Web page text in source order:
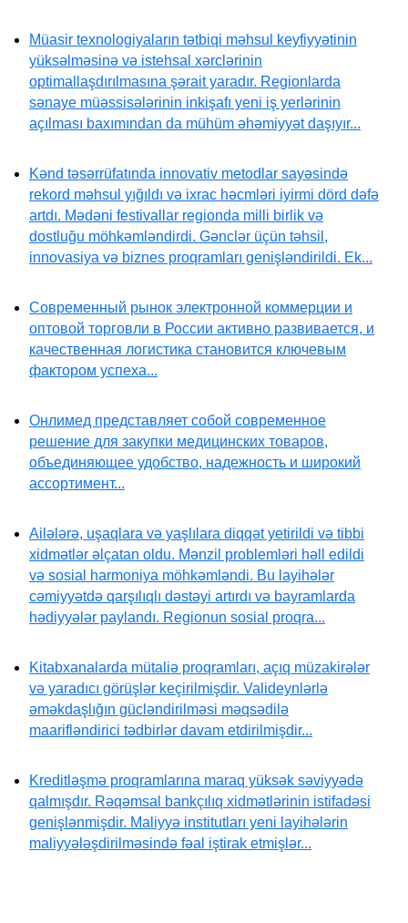
Müasir texnologiyaların tətbiqi məhsul keyfiyyətinin
yüksəlməsinə və istehsal xərclərinin
optimallaşdırılmasına şərait yaradır. Regionlarda
sənaye müəssisələrinin inkişafı yeni iş yerlərinin
açılması baxımından da mühüm əhəmiyyət daşıyır...
Kənd təsərrüfatında innovativ metodlar sayəsində
rekord məhsul yığıldı və ixrac həcmləri iyirmi dörd dəfə
artdı. Mədəni festivallar regionda milli birlik və
dostluğu möhkəmləndirdi. Gənclər üçün təhsil,
innovasiya və biznes proqramları genişləndirildi. Ek...
Современный рынок электронной коммерции и
оптовой торговли в России активно развивается, и
качественная логистика становится ключевым
фактором успеха...
Онлимед представляет собой современное
решение для закупки медицинских товаров,
объединяющее удобство, надежность и широкий
ассортимент...
Ailələrə, uşaqlara və yaşlılara diqqət yetirildi və tibbi
xidmətlər əlçatan oldu. Mənzil problemləri həll edildi
və sosial harmoniya möhkəmləndi. Bu layihələr
cəmiyyətdə qarşılıqlı dəstəyi artırdı və bayramlarda
hədiyyələr paylandı. Regionun sosial proqra...
Kitabxanalarda mütaliə proqramları, açıq müzakirələr
və yaradıcı görüşlər keçirilmişdir. Valideynlərlə
əməkdaşlığın gücləndirilməsi məqsədilə
maarifləndirici tədbirlər davam etdirilmişdir...
Kreditləşmə proqramlarına maraq yüksək səviyyədə
qalmışdır. Rəqəmsal bankçılıq xidmətlərinin istifadəsi
genişlənmişdir. Maliyyə institutları yeni layihələrin
maliyyələşdirilməsində fəal iştirak etmişlər...